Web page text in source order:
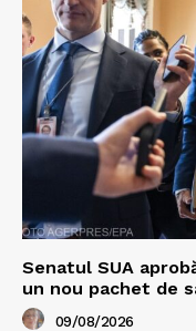
Senatul SUA
un nou pachet de
09/08/2026